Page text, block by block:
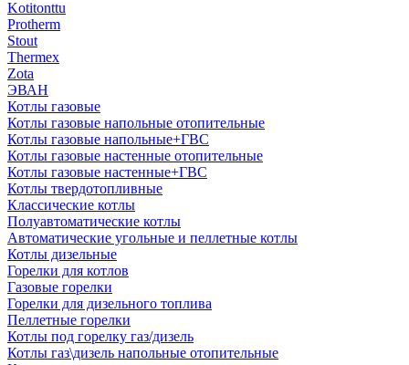
Kotitonttu
Protherm
Stout
Thermex
Zota
ЭВАН
Котлы газовые
Котлы газовые напольные отопительные
Котлы газовые напольные+ГВС
Котлы газовые настенные отопительные
Котлы газовые настенные+ГВС
Котлы твердотопливные
Классические котлы
Полуавтоматические котлы
Автоматические угольные и пеллетные котлы
Котлы дизельные
Горелки для котлов
Газовые горелки
Горелки для дизельного топлива
Пеллетные горелки
Котлы под горелку газ/дизель
Котлы газ\дизель напольные отопительные